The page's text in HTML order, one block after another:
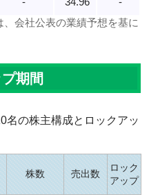
会社公表の業績予想を基に
期間
名の株主構成とロックアッ
株数 売出数
ロック
アップ